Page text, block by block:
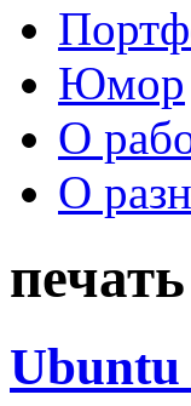
Юмор
О
О
печать
Ubuntu